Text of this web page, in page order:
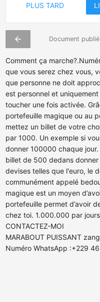
PLUS TARD
arrow_back Document
Comment ça
que vous serez chez vous,
que personne ne doit
est personnel et
toucher une fois activée.
portefeuille magique ou au
mettez un billet de votre
par 1000. Un exemple si
donner 100000 chaque
billet de 500 dedans
devises telles que l'euro, le
communément appelé
magique est un moyen
portefeuille permet d’avoir
chez toi. 1.000.000 par
CONTACTEZ-MOI
MARABOUT PUISSANT
Numéro WhatsApp :+229